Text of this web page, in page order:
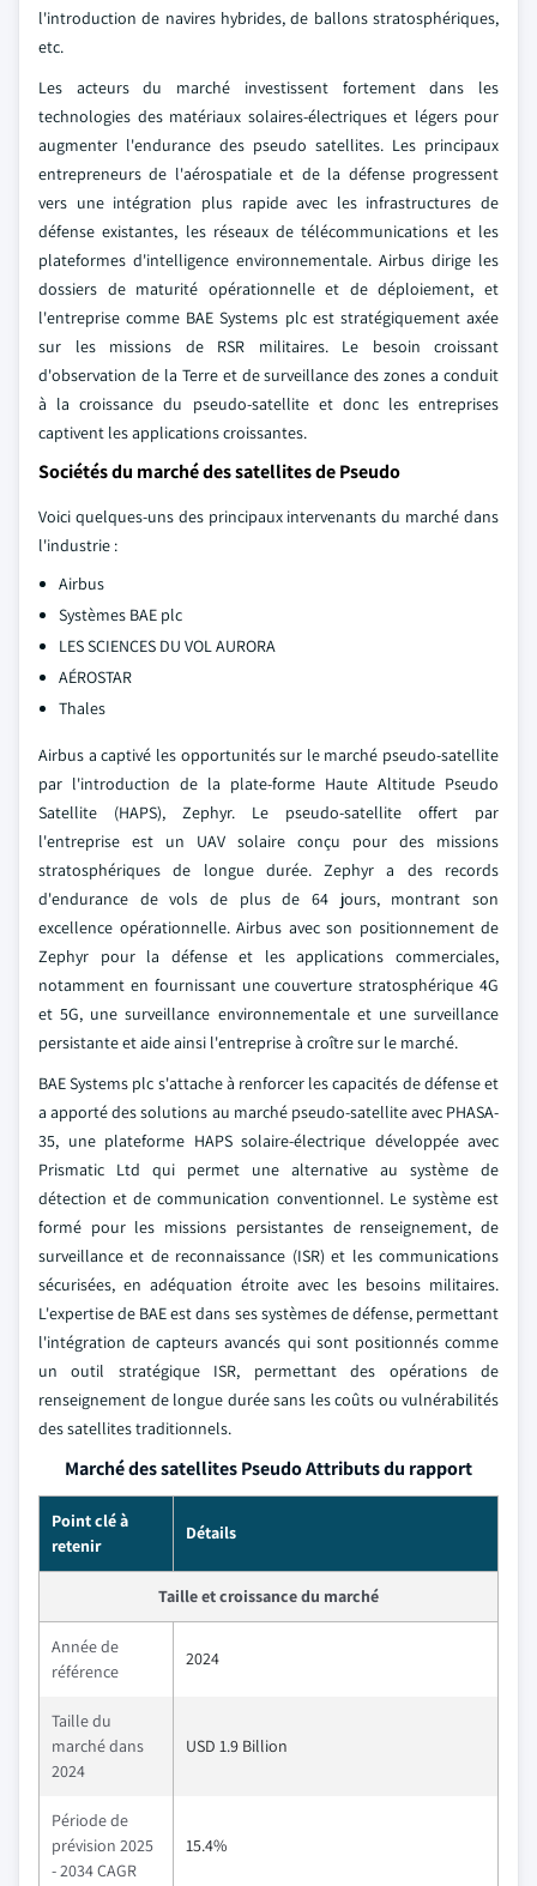
l'introduction de navires hybrides, de ballons stratosphériques,
etc.
Les acteurs du marché investissent fortement dans les
technologies des matériaux solaires-électriques et légers pour
augmenter l'endurance des pseudo satellites. Les principaux
entrepreneurs de l'aérospatiale et de la défense progressent
vers une intégration plus rapide avec les infrastructures de
défense existantes, les réseaux de télécommunications et les
plateformes d'intelligence environnementale. Airbus dirige les
dossiers de maturité opérationnelle et de déploiement, et
l'entreprise comme BAE Systems plc est stratégiquement axée
sur les missions de RSR militaires. Le besoin croissant
d'observation de la Terre et de surveillance des zones a conduit
à la croissance du pseudo-satellite et donc les entreprises
captivent les applications croissantes.
Sociétés du marché des satellites de Pseudo
Voici quelques-uns des principaux intervenants du marché dans
l'industrie :
Airbus
Systèmes BAE plc
LES SCIENCES DU VOL AURORA
AÉROSTAR
Thales
Airbus a captivé les opportunités sur le marché pseudo-satellite
par l'introduction de la plate-forme Haute Altitude Pseudo
Satellite (HAPS), Zephyr. Le pseudo-satellite offert par
l'entreprise est un UAV solaire conçu pour des missions
stratosphériques de longue durée. Zephyr a des records
d'endurance de vols de plus de 64 jours, montrant son
excellence opérationnelle. Airbus avec son positionnement de
Zephyr pour la défense et les applications commerciales,
notamment en fournissant une couverture stratosphérique 4G
et 5G, une surveillance environnementale et une surveillance
persistante et aide ainsi l'entreprise à croître sur le marché.
BAE Systems plc s'attache à renforcer les capacités de défense et
a apporté des solutions au marché pseudo-satellite avec PHASA-
35, une plateforme HAPS solaire-électrique développée avec
Prismatic Ltd qui permet une alternative au système de
détection et de communication conventionnel. Le système est
formé pour les missions persistantes de renseignement, de
surveillance et de reconnaissance (ISR) et les communications
sécurisées, en adéquation étroite avec les besoins militaires.
L'expertise de BAE est dans ses systèmes de défense, permettant
l'intégration de capteurs avancés qui sont positionnés comme
un outil stratégique ISR, permettant des opérations de
renseignement de longue durée sans les coûts ou vulnérabilités
des satellites traditionnels.
Marché des satellites Pseudo Attributs du rapport
Point clé à
retenir
Détails
Taille et croissance du marché
Année de
référence
2024
Taille du
marché dans
2024
USD 1.9 Billion
Période de
prévision 2025
- 2034 CAGR
15.4%